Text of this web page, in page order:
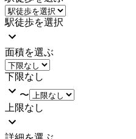
駅徒歩を選択
面積を選ぶ
下限なし
〜
上限なし